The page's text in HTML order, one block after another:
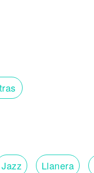
Jazz Llanera